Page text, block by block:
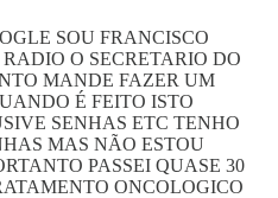
SOU FRANCISCO
O SECRETARIO DO
MANDE FAZER UM
É FEITO ISTO
SENHAS ETC TENHO
MAS NÃO ESTOU
PASSEI QUASE 30
ONCOLOGICO